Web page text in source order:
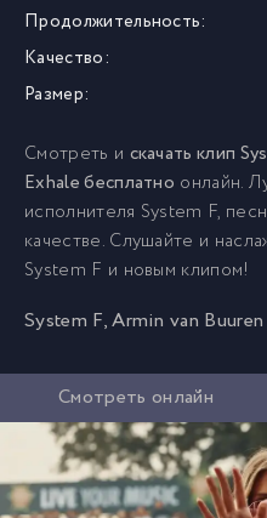
Продолжительность:
Качество:
Размер:
Смотреть и скачать клип
Exhale бесплатно онлайн.
исполнителя System F,
качестве. Слушайте и
System F и новым клипом!
System F, Armin van
Смотреть онлайн